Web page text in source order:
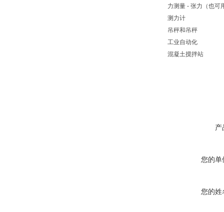
力测量 - 张力（也可
测力计
吊秤和吊秤
工业自动化
混凝土搅拌站
产
您的单
您的姓